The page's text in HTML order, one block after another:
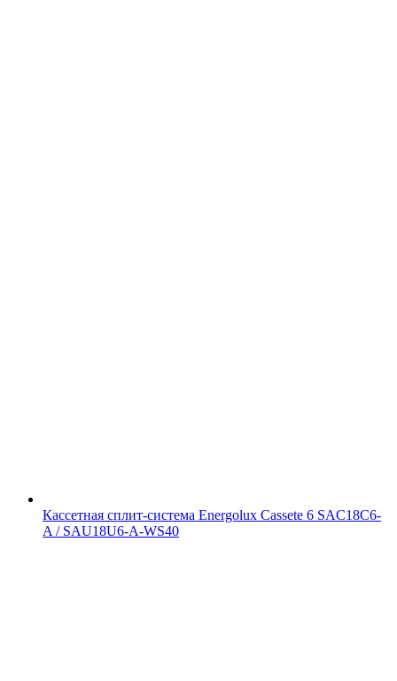
Кассетная сплит-система Energolux Cassete 6 SAC18C6-
A / SAU18U6-A-WS40